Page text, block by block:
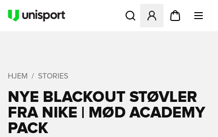
Åbner en Modal til at
HJEM STORIES
NYE BLACKOUT STØVLER
FRA NIKE | MØD ACADEMY
PACK